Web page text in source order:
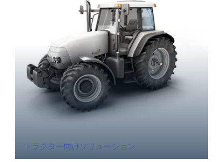
トラクター向けソリューション